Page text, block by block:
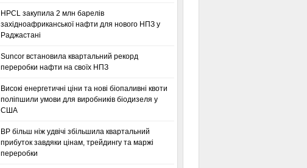
HPCL закупила 2 млн барелів
західноафриканської нафти для нового НПЗ у
Раджастані
Suncor встановила квартальний рекорд
переробки нафти на своїх НПЗ
Високі енергетичні ціни та нові біопаливні квоти
поліпшили умови для виробників біодизеля у
США
BP більш ніж удвічі збільшила квартальний
прибуток завдяки цінам, трейдингу та маржі
переробки